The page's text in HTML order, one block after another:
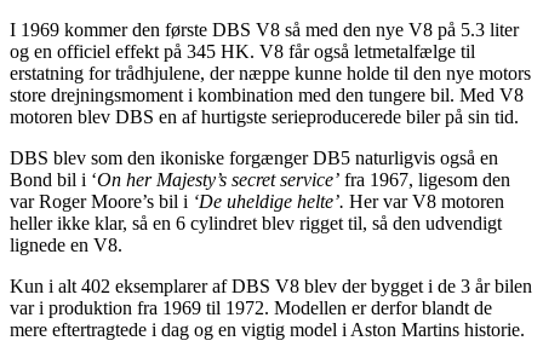
I 1969 kommer den første DBS V8 så med den nye V8 på 5.3 liter
og en officiel effekt på 345 HK. V8 får også letmetalfælge til
erstatning for trådhjulene, der næppe kunne holde til den nye motors
store drejningsmoment i kombination med den tungere bil. Med V8
motoren blev DBS en af hurtigste serieproducerede biler på sin tid.
DBS blev som den ikoniske forgænger DB5 naturligvis også en
Bond bil i ‘On her Majesty’s secret service’ fra 1967, ligesom den
var Roger Moore’s bil i ‘De uheldige helte’. Her var V8 motoren
heller ikke klar, så en 6 cylindret blev rigget til, så den udvendigt
lignede en V8.
Kun i alt 402 eksemplarer af DBS V8 blev der bygget i de 3 år bilen
var i produktion fra 1969 til 1972. Modellen er derfor blandt de
mere eftertragtede i dag og en vigtig model i Aston Martins historie.